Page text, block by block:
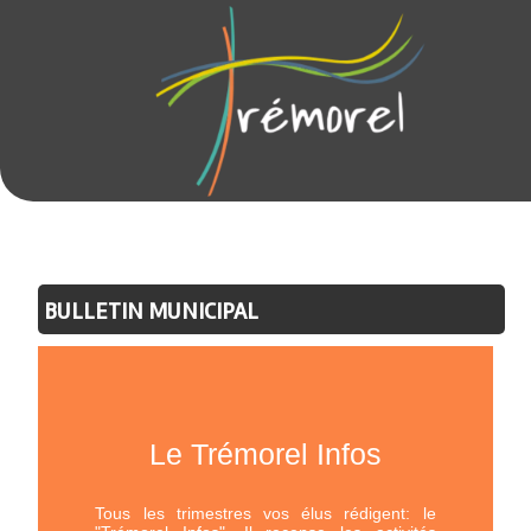
BULLETIN MUNICIPAL
Le Trémorel Infos
Tous les trimestres vos élus rédigent: le